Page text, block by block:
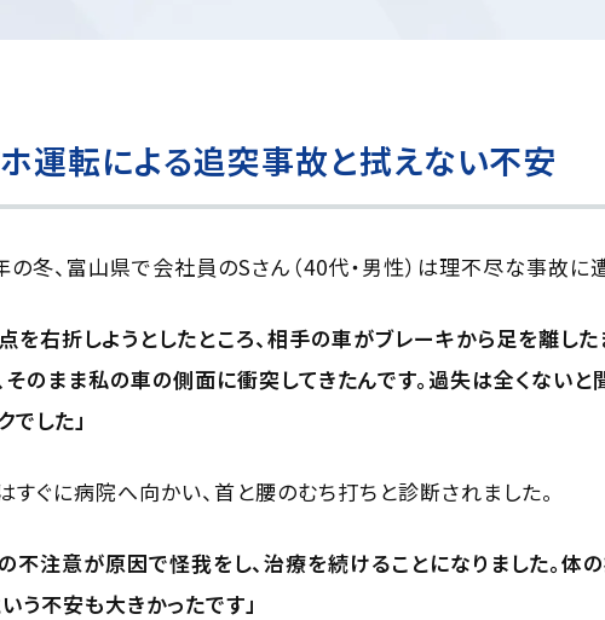
運転による追突事故と拭えない不安
の冬、富山県で会社員のSさん（40代・男性）は理不尽な事故に
を右折しようとしたところ、相手の車がブレーキから足を離し
そのまま私の車の側面に衝突してきたんです。過失は全くない
でした」
すぐに病院へ向かい、首と腰のむち打ちと診断されました。
不注意が原因で怪我をし、治療を続けることになりました。体
う不安も大きかったです」